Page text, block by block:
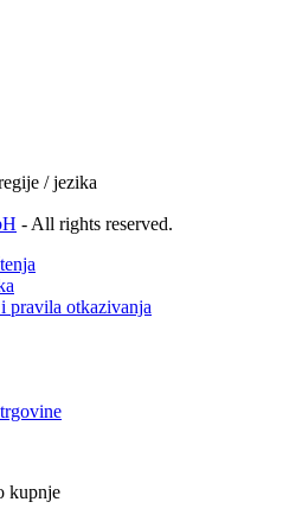
/ jezika
- All rights reserved.
pravila otkazivanja
kupnje